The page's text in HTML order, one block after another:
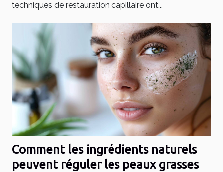
techniques de restauration capillaire ont...
Comment les ingrédients naturels
peuvent réguler les peaux grasses